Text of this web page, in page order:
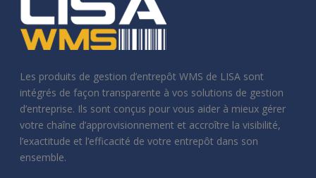
Les produits de gestion d’entrepôt WMS de LISA sont
intégrés de façon transparente à vos solutions de gestion
d’entreprise. Ils sont conçus pour vous aider à mieux gérer
votre chaîne d’approvisionnement et accroître la visibilité,
l’exactitude et l’efficacité de votre entrepôt dans son
ensemble.